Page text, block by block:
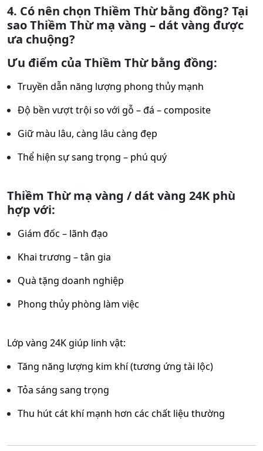
4. Có nên chọn Thiềm Thừ bằng đồng? Tại
sao Thiềm Thừ mạ vàng – dát vàng được
ưa chuộng?
Ưu điểm của Thiềm Thừ bằng đồng:
Truyền dẫn năng lượng phong thủy mạnh
Độ bền vượt trội so với gỗ – đá – composite
Giữ màu lâu, càng lâu càng đẹp
Thể hiện sự sang trọng – phú quý
Thiềm Thừ mạ vàng / dát vàng 24K phù
hợp với:
Giám đốc – lãnh đạo
Khai trương – tân gia
Quà tặng doanh nghiệp
Phong thủy phòng làm việc
Lớp vàng 24K giúp linh vật:
Tăng năng lượng kim khí (tương ứng tài lộc)
Tỏa sáng sang trọng
Thu hút cát khí mạnh hơn các chất liệu thường